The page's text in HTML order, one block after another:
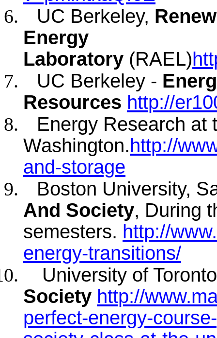
UC Berkeley,
Energy
Laboratory (RAEL)
UC Berkeley -
Resources http://
Energy Research at
Washington.http://
and-storage
Boston University,
And Society, During
semesters. http://
energy-transitions/
University of
Society http://
perfect-energy-